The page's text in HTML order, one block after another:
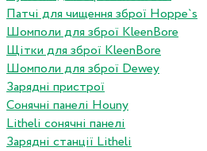
Патчі для чищення зброї Hoppe`s
Шомполи для зброї KleenBore
Щітки для зброї KleenBore
Шомполи для зброї Dewey
Зарядні пристрої
Сонячні панелі Houny
Litheli сонячні панелі
Зарядні станції Litheli